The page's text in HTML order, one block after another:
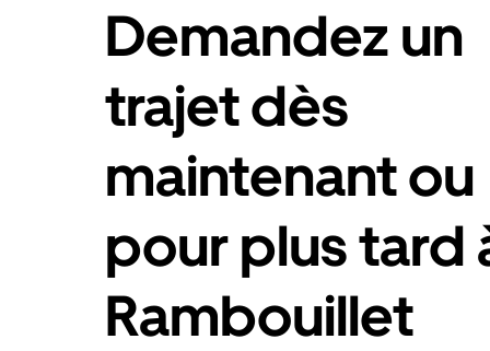
Demandez un
trajet dès
maintenant ou
pour plus tard
Rambouillet